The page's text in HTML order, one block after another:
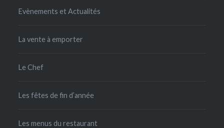
Evènements et Actualités
La vente à emporter
Le Chef
Les fêtes de fin d’année
Les menus du restaurant